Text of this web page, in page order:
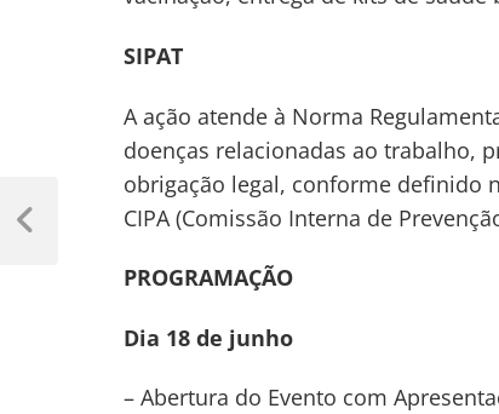
SIPAT
A ação atende à Norma
doenças relacionadas ao trabalho,
obrigação legal, conforme definido
CIPA (Comissão Interna de
PROGRAMAÇÃO
Dia 18 de junho
– Abertura do Evento com
Navegação
de
Previous